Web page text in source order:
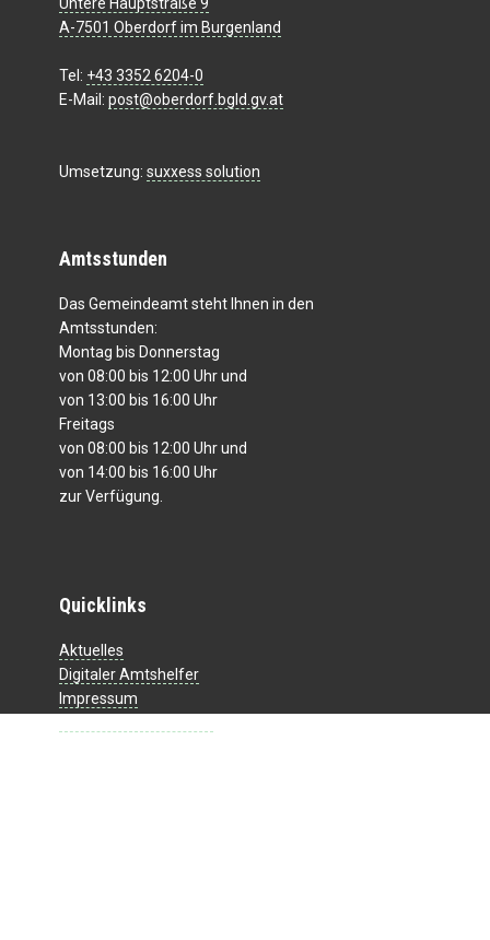
A-7501 Oberdorf im Burgenland
Tel: +43 3352 6204-0
E-Mail: post@oberdorf.bgld.gv.at
Umsetzung: suxxess solution
Amtsstunden
Das Gemeindeamt steht Ihnen in den
Amtsstunden:
Montag bis Donnerstag
von 08:00 bis 12:00 Uhr und
von 13:00 bis 16:00 Uhr
Freitags
von 08:00 bis 12:00 Uhr und
von 14:00 bis 16:00 Uhr
zur Verfügung.
Quicklinks
Aktuelles
Digitaler Amtshelfer
Impressum